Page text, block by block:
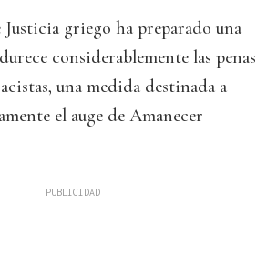
griego ha preparado una
considerablemente las penas
una medida destinada a
el auge de Amanecer